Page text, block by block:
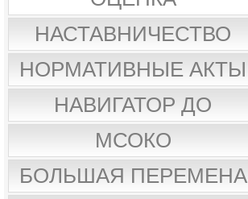
НАСТАВНИЧЕСТВО
НОРМАТИВНЫЕ АКТЫ
НАВИГАТОР ДО
МСОКО
БОЛЬШАЯ ПЕРЕМЕНА